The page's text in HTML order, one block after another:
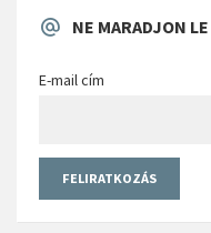
NE MARADJON
E-mail cím